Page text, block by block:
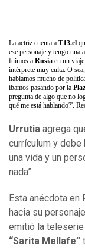
La actriz cuenta a T13.cl
ese personaje y tengo una
fuimos a Rusia en un
intérprete muy culta. O
hablamos mucho de
íbamos pasando por la
pregunta de algo que no
qué me está hablando?'.
Urrutia agrega
currículum y debe
una vida y un
nada”.
Esta anécdota en
hacia su
emitió la
“Sarita Mellafe”